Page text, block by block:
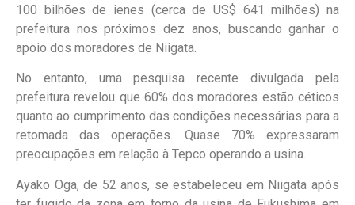
100 bilhões de ienes (cerca de US$ 641 milhões) na
prefeitura nos próximos dez anos, buscando ganhar o
apoio dos moradores de Niigata.
No entanto, uma pesquisa recente divulgada pela
prefeitura revelou que 60% dos moradores estão céticos
quanto ao cumprimento das condições necessárias para a
retomada das operações. Quase 70% expressaram
preocupações em relação à Tepco operando a usina.
Ayako Oga, de 52 anos, se estabeleceu em Niigata após